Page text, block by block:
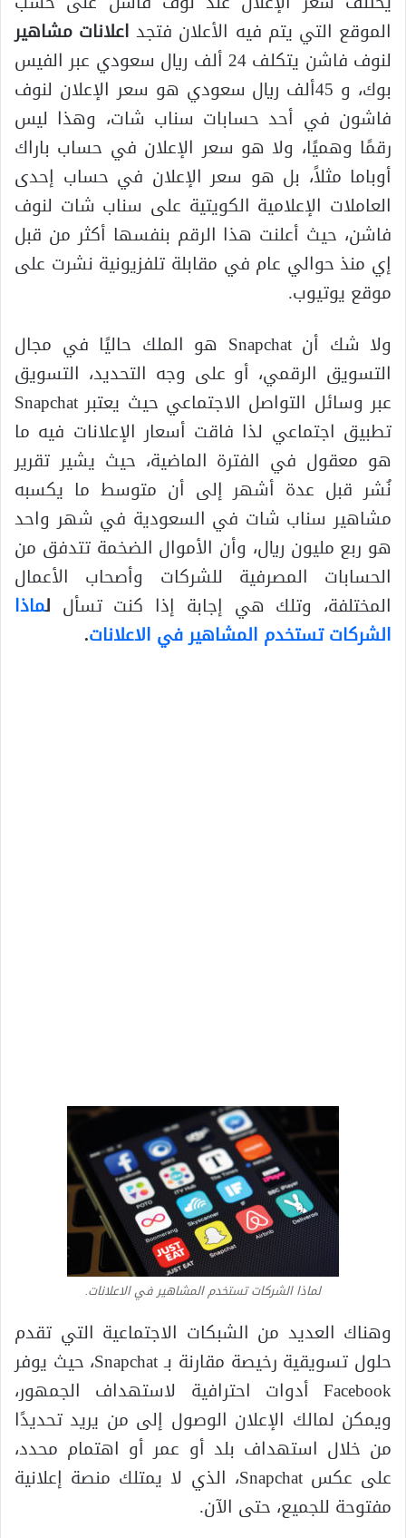
الموقع التي يتم فيه الأعلان فتجد اعلانات مشاهير
لنوف فاشن يتكلف 24 ألف ريال سعودي عبر الفيس
بوك، و 45ألف ريال سعودي هو سعر الإعلان لنوف
فاشون في أحد حسابات سناب شات، وهذا ليس
رقمًا وهميًا، ولا هو سعر الإعلان في حساب باراك
أوباما مثلاً، بل هو سعر الإعلان في حساب إحدى
العاملات الإعلامية الكويتية على سناب شات لنوف
فاشن، حيث أعلنت هذا الرقم بنفسها أكثر من قبل
إي منذ حوالي عام في مقابلة تلفزيونية نشرت على
موقع يوتيوب.
ولا شك أن Snapchat هو الملك حاليًا في مجال
التسويق الرقمي، أو على وجه التحديد، التسويق
عبر وسائل التواصل الاجتماعي حيث يعتبر Snapchat
تطبيق اجتماعي لذا فاقت أسعار الإعلانات فيه ما
هو معقول في الفترة الماضية، حيث يشير تقرير
نُشر قبل عدة أشهر إلى أن متوسط ​​ما يكسبه
مشاهير سناب شات في السعودية في شهر واحد
هو ربع مليون ريال، وأن الأموال الضخمة تتدفق من
الحسابات المصرفية للشركات وأصحاب الأعمال
المختلفة، وتلك هي إجابة إذا كنت تسأل لماذا
الشركات تستخدم المشاهير في الاعلانات.
لماذا الشركات تستخدم المشاهير في الاعلانات.
وهناك العديد من الشبكات الاجتماعية التي تقدم
حلول تسويقية رخيصة مقارنة بـ Snapchat، حيث يوفر
Facebook أدوات احترافية لاستهداف الجمهور،
ويمكن لمالك الإعلان الوصول إلى من يريد تحديدًا
من خلال استهداف بلد أو عمر أو اهتمام محدد،
على عكس Snapchat، الذي لا يمتلك منصة إعلانية
مفتوحة للجميع، حتى الآن.